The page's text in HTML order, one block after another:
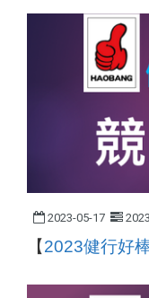
2023-05-17
【2023健行好